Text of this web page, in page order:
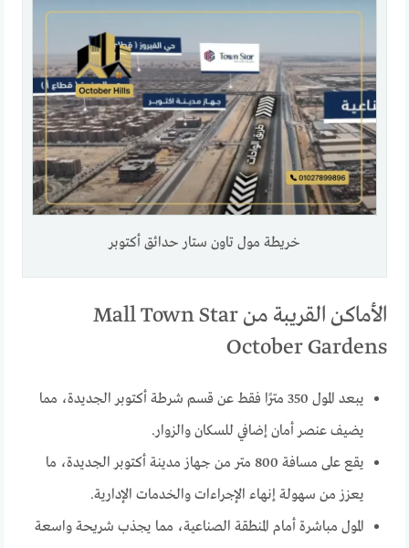
خريطة مول تاون ستار حدائق أكتوبر
الأماكن القريبة من Mall Town Star
October Gardens
يبعد المول 350 مترًا فقط عن قسم شرطة أكتوبر الجديدة، مما
يضيف عنصر أمان إضافي للسكان والزوار.
يقع على مسافة 800 متر من جهاز مدينة أكتوبر الجديدة، ما
يعزز من سهولة إنهاء الإجراءات والخدمات الإدارية.
المول مباشرة أمام المنطقة الصناعية، مما يجذب شريحة واسعة